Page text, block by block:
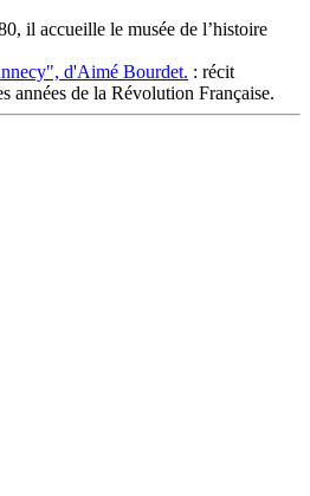
il accueille le musée de l’histoire
d'Aimé Bourdet. : récit
années de la Révolution Française.